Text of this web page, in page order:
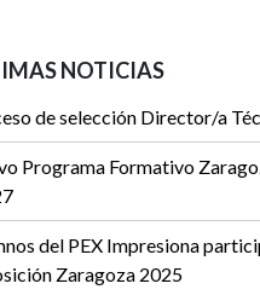
NOTICIAS
de selección Director/a
Programa Formativo
del PEX Impresiona
Zaragoza 2025